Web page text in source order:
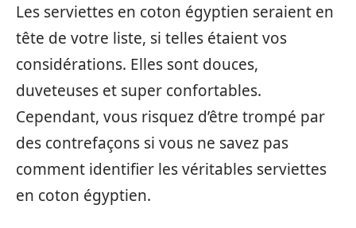
Les serviettes en coton égyptien seraient en
tête de votre liste, si telles étaient vos
considérations. Elles sont douces,
duveteuses et super confortables.
Cependant, vous risquez d’être trompé par
des contrefaçons si vous ne savez pas
comment identifier les véritables serviettes
en coton égyptien.